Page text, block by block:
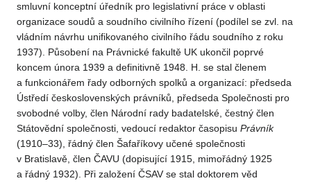
smluvní konceptní úředník pro legislativní práce v oblasti
organizace soudů a soudního civilního řízení (podílel se zvl. na
vládním návrhu unifikovaného civilního řádu soudního z roku
1937). Působení na Právnické fakultě UK ukončil poprvé
koncem února 1939 a definitivně 1948. H. se stal členem
a funkcionářem řady odborných spolků a organizací: předseda
Ústředí československých právníků, předseda Společnosti pro
svobodné volby, člen Národní rady badatelské, čestný člen
Státovědní společnosti, vedoucí redaktor časopisu Právník
(1910–33), řádný člen Šafaříkovy učené společnosti
v Bratislavě, člen ČAVU (dopisující 1915, mimořádný 1925
a řádný 1932). Při založení ČSAV se stal doktorem věd